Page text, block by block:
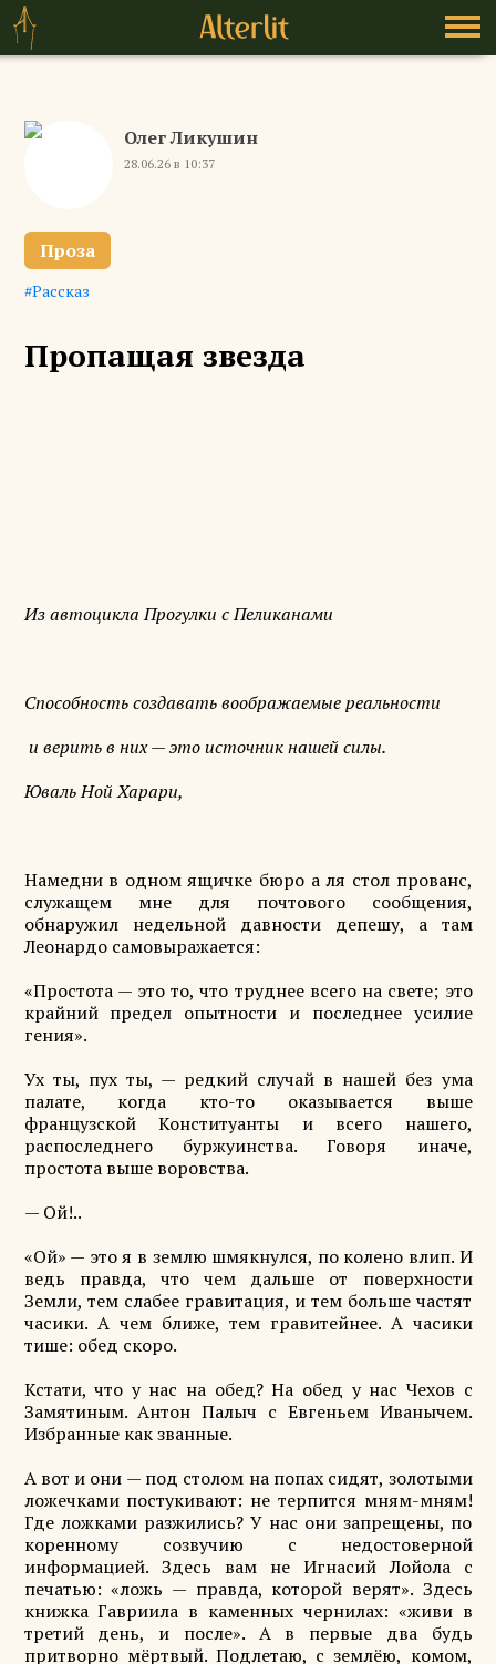
Олег Ликушин
28.06.26 в 10:37
Проза
Рассказ
Пропащая звезда
Из автоцикла Прогулки с Пеликанами
Способность создавать воображаемые реальности
и верить в них — это источник нашей силы.
Юваль Ной Харари,
Намедни в одном ящичке бюро а ля стол прованс,
служащем мне для почтового сообщения,
обнаружил недельной давности депешу, а там
Леонардо самовыражается:
«Простота — это то, что труднее всего на свете; это
крайний предел опытности и последнее усилие
гения».
Ух ты, пух ты, — редкий случай в нашей без ума
палате, когда кто-то оказывается выше
французской Конституанты и всего нашего,
распоследнего буржуинства. Говоря иначе,
простота выше воровства.
— Ой!..
«Ой» — это я в землю шмякнулся, по колено влип. И
ведь правда, что чем дальше от поверхности
Земли, тем слабее гравитация, и тем больше частят
часики. А чем ближе, тем гравитейнее. А часики
тише: обед скоро.
Кстати, что у нас на обед? На обед у нас Чехов с
Замятиным. Антон Палыч с Евгеньем Иванычем.
Избранные как званные.
А вот и они — под столом на попах сидят, золотыми
ложечками постукивают: не терпится мням-мням!
Где ложками разжились? У нас они запрещены, по
коренному созвучию с недостоверной
информацией. Здесь вам не Игнасий Лойола с
печатью: «ложь — правда, которой верят». Здесь
книжка Гавриила в каменных чернилах: «живи в
третий день, и после». А в первые два будь
притворно мёртвый. Подлетаю, с землёю, комом,